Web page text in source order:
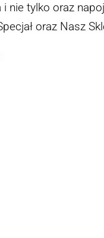
nie tylko oraz
oraz Nasz